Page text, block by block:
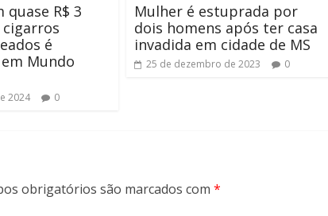
quase R$ 3
é
Mundo
2024 0
Mulher é estuprada por
dois homens após ter casa
invadida em cidade de MS
25 de dezembro de 2023 0
obrigatórios são marcados com *